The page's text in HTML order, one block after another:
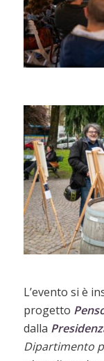
L’evento si è
progetto
dalla
Dipartimento